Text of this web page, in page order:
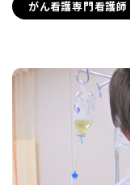
がん看護専門看護師